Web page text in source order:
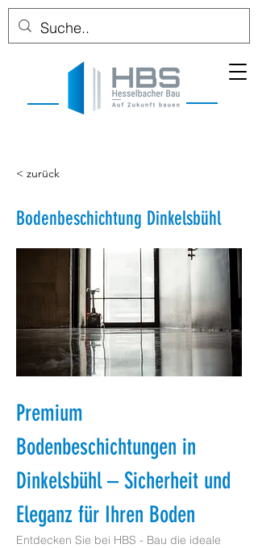
< zurück
Bodenbeschichtung Dinkelsbühl
Premium
Bodenbeschichtungen in
Dinkelsbühl – Sicherheit und
Eleganz für Ihren Boden
Entdecken Sie bei HBS - Bau die ideale